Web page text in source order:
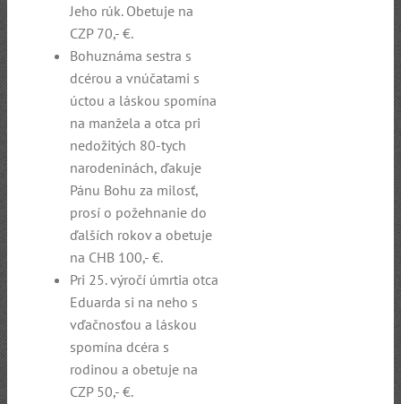
Jeho rúk. Obetuje na
CZP 70,- €.
Bohuznáma sestra s
dcérou a vnúčatami s
úctou a láskou spomína
na manžela a otca pri
nedožitých 80-tych
narodeninách, ďakuje
Pánu Bohu za milosť,
prosí o požehnanie do
ďalších rokov a obetuje
na CHB 100,- €.
Pri 25. výročí úmrtia otca
Eduarda si na neho s
vďačnosťou a láskou
spomína dcéra s
rodinou a obetuje na
CZP 50,- €.